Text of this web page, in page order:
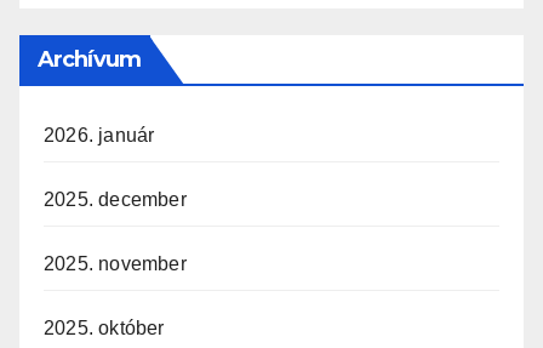
Archívum
2026. január
2025. december
2025. november
2025. október